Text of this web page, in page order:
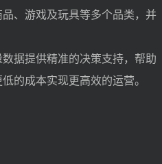
、游戏及玩具等多个品类，并
据提供精准的决策支持，帮助
的成本实现更高效的运营。